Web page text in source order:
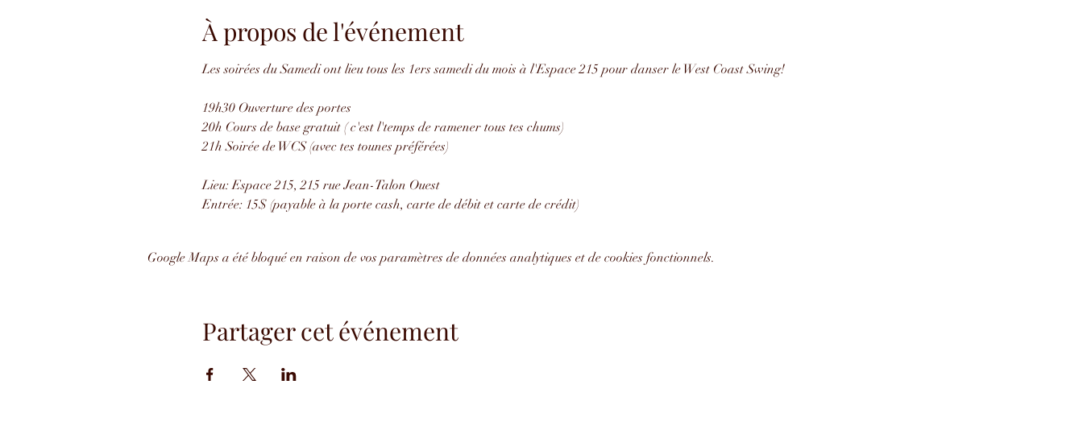
À propos de l'événement
Les soirées du Samedi ont lieu tous les 1ers samedi du mois à l'Espace 215 pour danser le West Coast Swing!
19h30 Ouverture des portes
20h Cours de base gratuit ( c'est l'temps de ramener tous tes chums)
21h Soirée de WCS (avec tes tounes préférées)
Lieu: Espace 215, 215 rue Jean-Talon Ouest
Entrée: 15$ (payable à la porte cash, carte de débit et carte de crédit)
Google Maps a été bloqué en raison de vos paramètres de données analytiques et de cookies fonctionnels.
Partager cet événement